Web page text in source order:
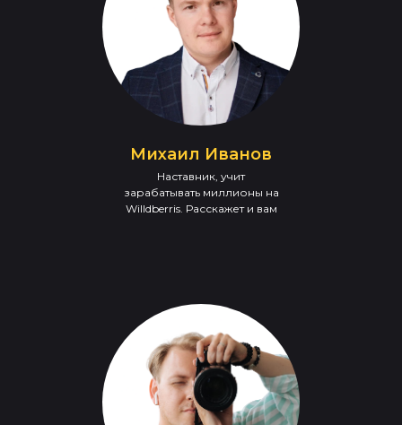
Михаил Иванов
Наставник, учит
зарабатывать миллионы на
Willdberris. Расскажет и вам